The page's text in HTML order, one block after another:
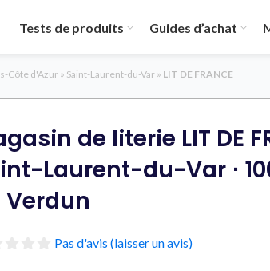
Tests de produits Guides d’achat
Côte d'Azur » Saint-Laurent-du-Var » LIT DE FRANCE
de literie LIT DE
Laurent-du-Var ⋅
Verdun
Pas d'avis (laisser un avis)